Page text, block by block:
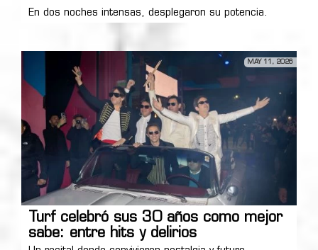
En dos noches intensas, desplegaron su potencia.
MAY 11, 2026
Turf celebró sus 30 años como mejor
sabe: entre hits y delirios